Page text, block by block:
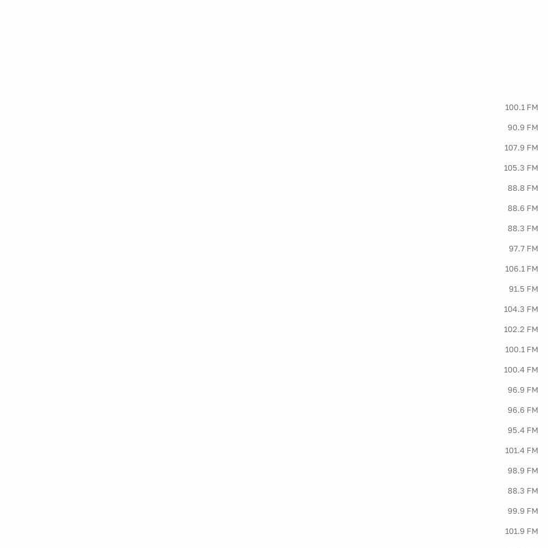
100.1 FM
90.9 FM
107.9 FM
105.3 FM
88.8 FM
88.6 FM
88.3 FM
97.7 FM
106.1 FM
91.5 FM
104.3 FM
102.2 FM
100.1 FM
100.4 FM
96.9 FM
96.6 FM
95.4 FM
101.4 FM
98.9 FM
88.3 FM
99.9 FM
101.9 FM